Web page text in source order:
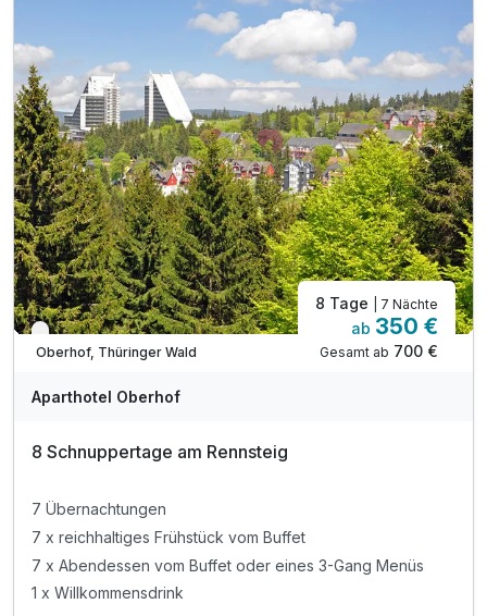
inkl. Nutzung der hoteleigenen Sauna
inkl. Parkplatz
inkl. WLAN
Massagen nach Vereinbarung möglich
Verfügbar bis Dezember
Oberhof, Thüringer Wald
8 Tage | 7 Nächte
ab 350 €
Gesamt ab 700 €
Aparthotel Oberhof
8 Schnuppertage am Rennsteig
7 Übernachtungen
7 x reichhaltiges Frühstück vom Buffet
7 x Abendessen vom Buffet oder eines 3-Gang Menüs
1 x Willkommensdrink